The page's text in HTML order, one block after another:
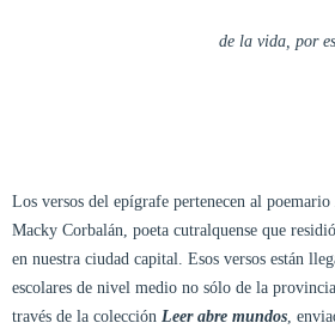
de la vida, por
Los versos del epígrafe pertenecen al poemario
Macky Corbalán, poeta cutralquense que
en nuestra ciudad capital. Esos versos están
escolares de nivel medio no sólo de la
través de la colección Leer abre mundos,